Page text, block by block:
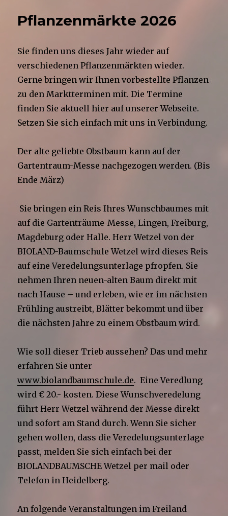
Pflanzenmärkte 2026
Sie finden uns dieses Jahr wieder auf
verschiedenen Pflanzenmärkten wieder.
Gerne bringen wir Ihnen vorbestellte Pflanzen
zu den Marktterminen mit. Die Termine
finden Sie aktuell hier auf unserer Webseite.
Setzen Sie sich einfach mit uns in Verbindung.
Der alte geliebte Obstbaum kann auf der
Gartentraum-Messe nachgezogen werden. (Bis
Ende März)
Sie bringen ein Reis Ihres Wunschbaumes mit
auf die Gartenträume-Messe, Lingen, Freiburg,
Magdeburg oder Halle. Herr Wetzel von der
BIOLAND-Baumschule Wetzel wird dieses Reis
auf eine Veredelungsunterlage pfropfen. Sie
nehmen Ihren neuen-alten Baum direkt mit
nach Hause – und erleben, wie er im nächsten
Frühling austreibt, Blätter bekommt und über
die nächsten Jahre zu einem Obstbaum wird.
Wie soll dieser Trieb aussehen? Das und mehr
erfahren Sie unter
www.biolandbaumschule.de. Eine Veredlung
wird € 20.- kosten. Diese Wunschveredelung
führt Herr Wetzel während der Messe direkt
und sofort am Stand durch. Wenn Sie sicher
gehen wollen, dass die Veredelungsunterlage
passt, melden Sie sich einfach bei der
BIOLANDBAUMSCHE Wetzel per mail oder
Telefon in Heidelberg.
An folgende Veranstaltungen im Freiland